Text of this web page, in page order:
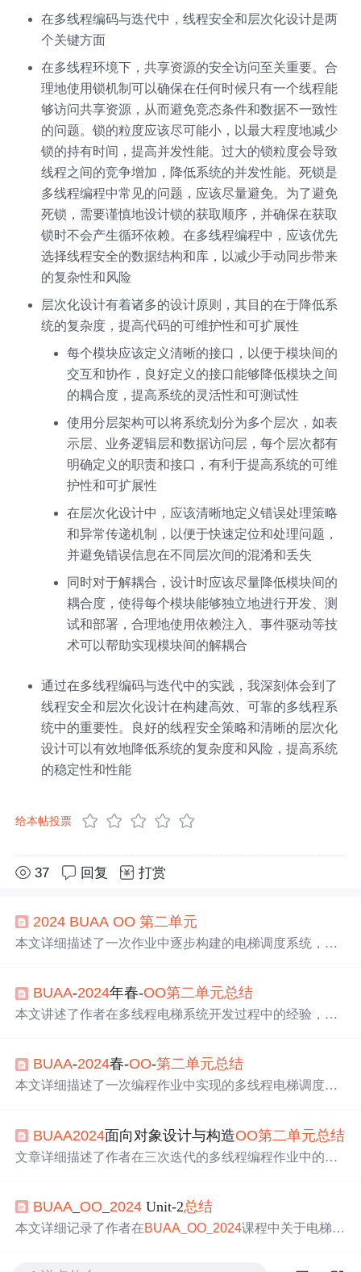
在多线程编码与迭代中，线程安全和层次化设计是两
个关键方面
在多线程环境下，共享资源的安全访问至关重要。合
理地使用锁机制可以确保在任何时候只有一个线程能
够访问共享资源，从而避免竞态条件和数据不一致性
的问题。锁的粒度应该尽可能小，以最大程度地减少
锁的持有时间，提高并发性能。过大的锁粒度会导致
线程之间的竞争增加，降低系统的并发性能。死锁是
多线程编程中常见的问题，应该尽量避免。为了避免
死锁，需要谨慎地设计锁的获取顺序，并确保在获取
锁时不会产生循环依赖。在多线程编程中，应该优先
选择线程安全的数据结构和库，以减少手动同步带来
的复杂性和风险
层次化设计有着诸多的设计原则，其目的在于降低系
统的复杂度，提高代码的可维护性和可扩展性
每个模块应该定义清晰的接口，以便于模块间的
交互和协作，良好定义的接口能够降低模块之间
的耦合度，提高系统的灵活性和可测试性
使用分层架构可以将系统划分为多个层次，如表
示层、业务逻辑层和数据访问层，每个层次都有
明确定义的职责和接口，有利于提高系统的可维
护性和可扩展性
在层次化设计中，应该清晰地定义错误处理策略
和异常传递机制，以便于快速定位和处理问题，
并避免错误信息在不同层次间的混淆和丢失
同时对于解耦合，设计时应该尽量降低模块间的
耦合度，使得每个模块能够独立地进行开发、测
试和部署，合理地使用依赖注入、事件驱动等技
术可以帮助实现模块间的解耦合
通过在多线程编码与迭代中的实践，我深刻体会到了
线程安全和层次化设计在构建高效、可靠的多线程系
统中的重要性。良好的线程安全策略和清晰的层次化
设计可以有效地降低系统的复杂度和风险，提高系统
的稳定性和性能
给本帖投票
37 回复 打赏
2024 BUAA OO 第二单元
本文详细描述了一次作业中逐步构建的电梯调度系统，包
化设计的重要性，以及作者在实践中遇到的问题和解决方
案。,
BUAA-2024年春-OO第二单元总结
本文讲述了作者在多线程电梯系统开发过程中的经验，包
和多线程调试方法。重点强调了线程安全和并发编程的挑
战与心得。
BUAA-2024春-OO-第二单元总结
本文详细描述了一次编程作业中实现的多线程电梯调度系
调了线程安全和代码层次化设计的重要性。,
BUAA2024面向对象设计与构造OO第二单元总结
文章详细描述了作者在三次迭代的多线程编程作业中的学
操作和bug分析，分享了从初识多线程的困惑到理解核心概
念和解决实际问题的历程。
BUAA OO 2024 Unit-2总结
本文详细记录了作者在BUAA _OO 2024课程中关于电梯系